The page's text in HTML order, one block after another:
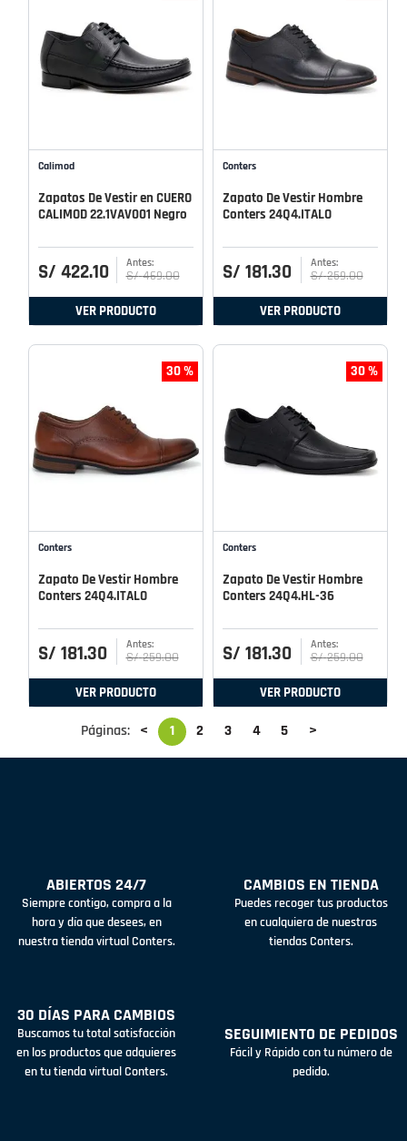
Calimod
Zapatos De Vestir en CUERO
CALIMOD 22.1VAV001 Negro
S/ 422.10 S/ 469.00
VER PRODUCTO
Conters
Zapato De Vestir Hombre
Conters 24Q4.ITALO
S/ 181.30 S/ 259.00
VER PRODUCTO
30 %
Conters
Zapato De Vestir Hombre
Conters 24Q4.ITALO
S/ 181.30 S/ 259.00
VER PRODUCTO
30 %
Conters
Zapato De Vestir Hombre
Conters 24Q4.HL-36
S/ 181.30 S/ 259.00
VER PRODUCTO
Páginas: < 1 2 3 4 5 >
ABIERTOS 24/7
Siempre contigo, compra a la
hora y día que desees, en
nuestra tienda virtual Conters.
CAMBIOS EN TIENDA
Puedes recoger tus productos
en cualquiera de nuestras
tiendas Conters.
30 DÍAS PARA CAMBIOS
Buscamos tu total satisfacción
en los productos que adquieres
en tu tienda virtual Conters.
SEGUIMIENTO DE PEDIDOS
Fácil y Rápido con tu número de
pedido.